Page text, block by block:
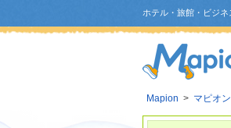
ホテル・旅館・ビジネ
Mapion > マピオ